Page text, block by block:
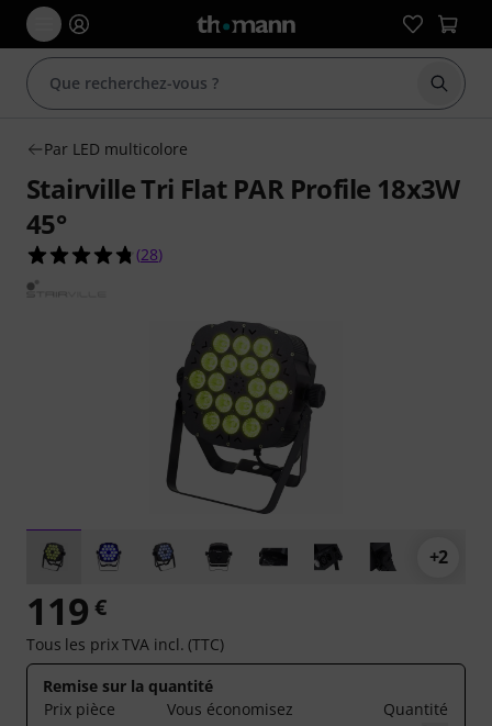
Par LED multicolore
Stairville Tri Flat PAR Profile 18x3W
45°
4.8 étoiles sur 5 d'après 28 évaluations clients
(28)
+2
119 €
Tous les prix TVA incl. (TTC)
Remise sur la quantité
Prix pièce
Vous économisez
Quantité